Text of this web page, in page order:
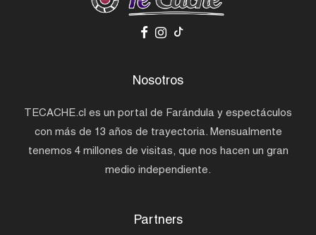
Nosotros
TECACHE.cl es un portal de Farándula y espectáculos
con más de 13 años de trayectoria. Mensualmente
tenemos 4 millones de visitas, que nos hacen un gran
medio independiente.
Partners